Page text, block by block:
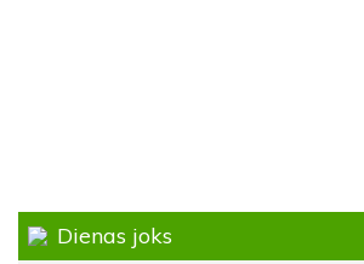
Dienas joks